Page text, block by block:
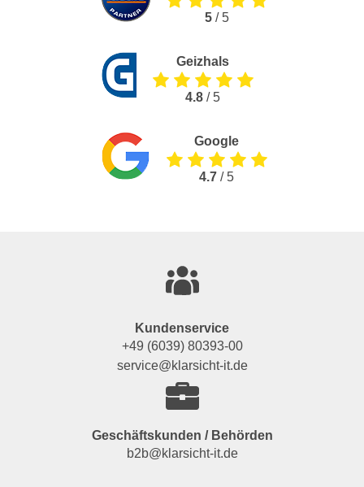
5/ 5
Geizhals
4.8 / 5
Google
4.7 / 5
Kundenservice
+49 (6039) 80393-00
service@klarsicht-it.de
Geschäftskunden / Behörden
b2b@klarsicht-it.de